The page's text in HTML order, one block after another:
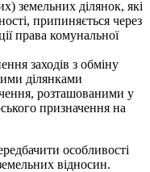
земельних ділянок, які
припиняється через
права комунальної
заходів з обміну
ділянками
розташованими у
призначення на
особливості
відносин.